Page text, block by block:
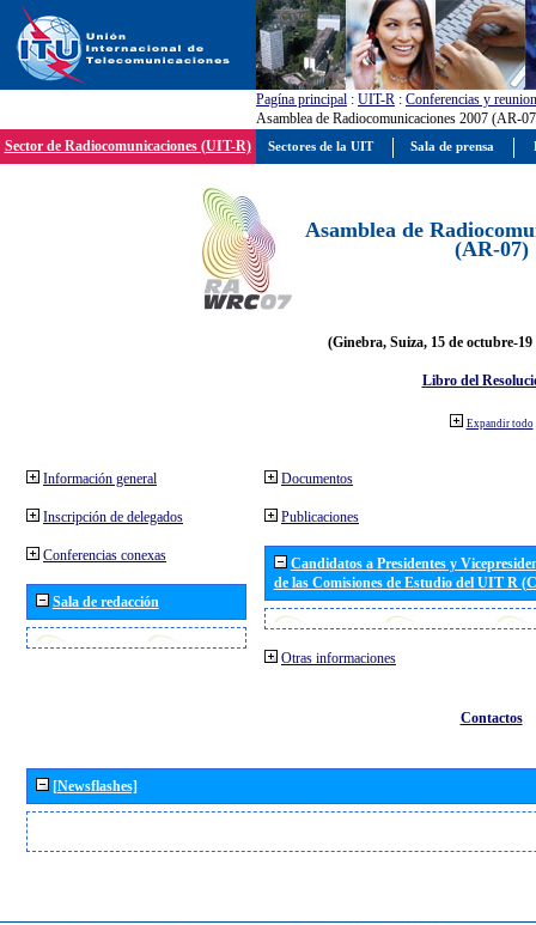
Pagína principal : UIT-R : Conferencias y
Asamblea de Radiocomunicaciones 2007 (AR-
Sector de Radiocomunicaciones (UIT-R)
Asamblea de
(AR-07)
(Ginebra, Suiza, 15 de octubre-19
Libro del
Expandir todo
Información general
Inscripción de delegados
Conferencias conexas
Sala de redacción
Documentos
Publicaciones
Candidatos a Presidentes y
de las Comisiones de Estudio del UIT R
Otras informaciones
Contactos
[Newsflashes]
Sectores de la UIT Sala de prensa